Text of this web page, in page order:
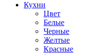
Кухни
Цвет
Белые
Черные
Желтые
Красные